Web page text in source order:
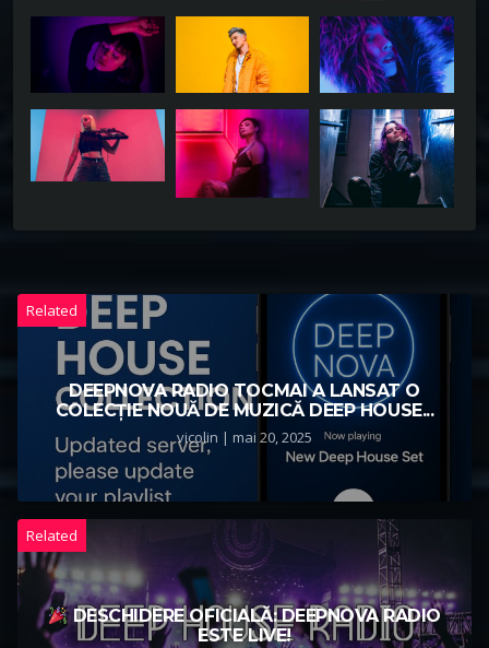
Related
DEEPNOVA RADIO TOCMAI A LANSAT O
COLECȚIE NOUĂ DE MUZICĂ DEEP HOUSE...
vicolin | mai 20, 2025
Related
DESCHIDERE OFICIALĂ: DEEPNOVA RADIO
ESTE LIVE!